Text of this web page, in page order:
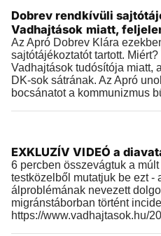
2019.04.11 |14:12
Dobrev rendkívüli
Vadhajtások miatt,
Az Apró Dobrev Klára
sajtótájékoztatót tartott.
Vadhajtások tudósítója miatt,
DK-sok sátrának. Az Apró
bocsánatot a kommunizmus
2019.04.10 | 22:29
EXKLUZÍV VIDEÓ a
6 percben összevágtuk a
testközelből mutatjuk be ezt -
álproblémának nevezett
migránstáborban történt
https://www.vadhajtasok.hu/